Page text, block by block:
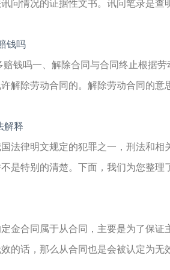
问情况的证据性文书。讯问笔录是查
钱吗
赔钱吗一、解除合同与合同终止根据
解除劳动合同的。解除劳动合同的意
解释
法律明文规定的犯罪之一，刑法和相
是特别的清楚。下面，我们为您整理
金合同属于从合同，主要是为了保
的话，那么从合同也是会被认定为无